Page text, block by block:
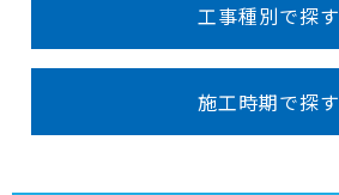
工事種別で探す
施工時期で探す